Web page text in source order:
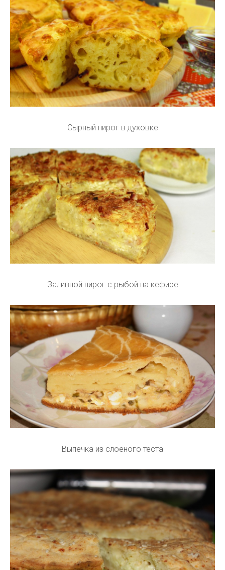
Сырный пирог в духовке
Заливной пирог с рыбой на кефире
Выпечка из слоеного теста